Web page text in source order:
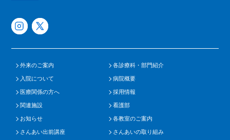
外来のご案内
各診療科・部門紹介
入院について
病院概要
医療関係の方へ
採用情報
関連施設
看護部
お知らせ
各教室のご案内
さんあい出前講座
さんあいの取り組み